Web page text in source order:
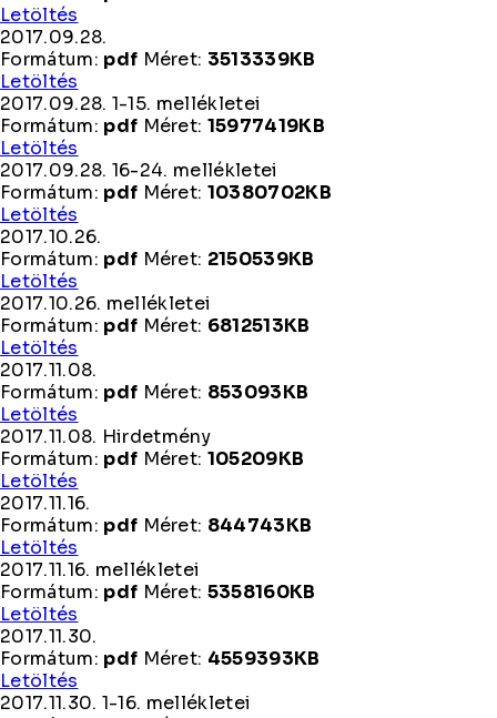
Letöltés
mellékletei
2017.09.28.
Formátum: pdf Méret: 3513339KB
Letöltés
2017.09.28. 1-15. mellékletei
Formátum: pdf Méret: 15977419KB
Letöltés
1-
15.
2017.09.28. 16-24. mellékletei
Formátum: pdf Méret: 10380702KB
Letöltés
16-
24.
2017.10.26.
Formátum: pdf Méret: 2150539KB
Letöltés
2017.10.26. mellékletei
Formátum: pdf Méret: 6812513KB
Letöltés
mellékletei
2017.11.08.
Formátum: pdf Méret: 853093KB
Letöltés
2017.11.08. Hirdetmény
Formátum: pdf Méret: 105209KB
Letöltés
Hirdetmény
2017.11.16.
Formátum: pdf Méret: 844743KB
Letöltés
2017.11.16. mellékletei
Formátum: pdf Méret: 5358160KB
Letöltés
mellékletei
2017.11.30.
Formátum: pdf Méret: 4559393KB
Letöltés
2017.11.30. 1-16. mellékletei